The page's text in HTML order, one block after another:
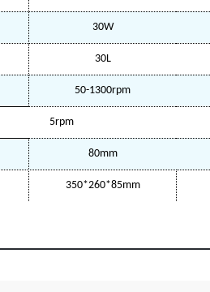
30W
30L
50-1300rpm
5rpm
80mm
350*260*85mm